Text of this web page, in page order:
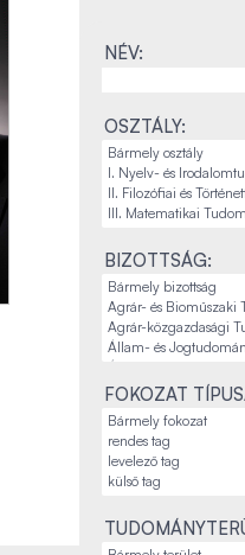
NÉV:
OSZTÁLY:
BIZOTTSÁG:
FOKOZAT